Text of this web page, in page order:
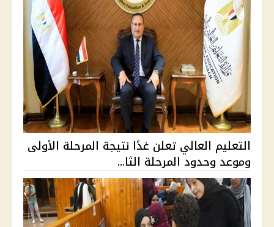
التعليم العالي تعلن غدًا نتيجة المرحلة الأولى
وموعد وحدود المرحلة الثا...